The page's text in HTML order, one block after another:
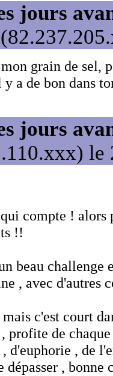
jours
grain de sel,
a de bon dans
jours
le
compte ! alors
!!
beau challenge
, avec d'autres
c'est court
profite de
d'euphorie , de
dépasser ,